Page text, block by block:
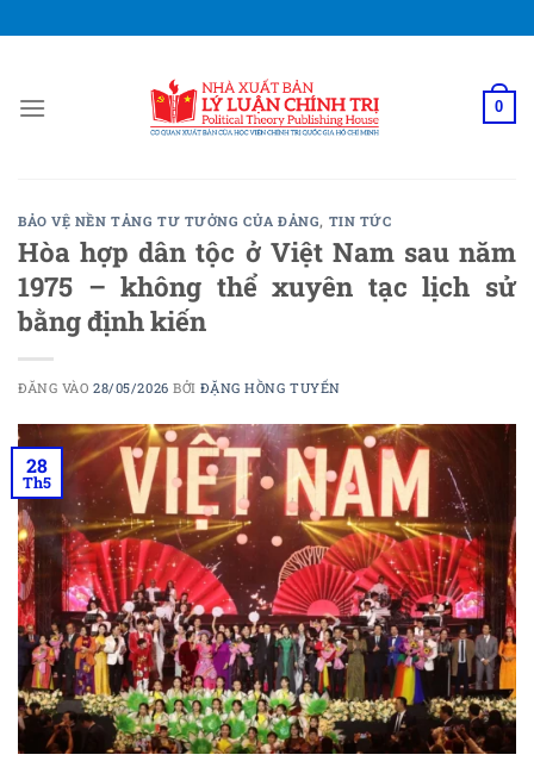
qua
dung
0
BẢO VỆ NỀN TẢNG TƯ TƯỞNG CỦA ĐẢNG, TIN TỨC
Hòa hợp dân tộc ở Việt Nam sau năm
1975 – không thể xuyên tạc lịch sử
bằng định kiến
ĐĂNG VÀO28/05/2026 BỞIĐẶNG HỒNG TUYẾN
28
Th5